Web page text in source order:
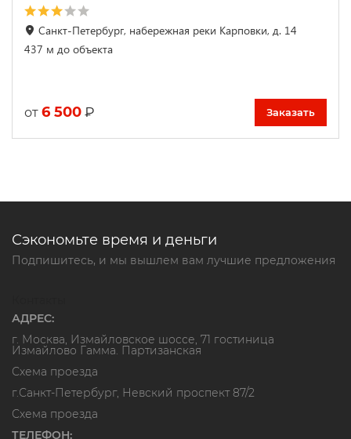
Санкт-Петербург, набережная реки Карповки, д. 14
437 м до объекта
от 6 500 ₽ Заказать
Сэкономьте время и деньги
Подпишитесь, и мы вышлем вам лучшие предложения
АДРЕС:
г. Москва, Измайловское шоссе, 71 гостиница
Измайлово Гамма. Партизанская
Схема проезда
г.Санкт-Петербург, Невский проспект 87/2
Схема проезда
ТЕЛЕФОН: